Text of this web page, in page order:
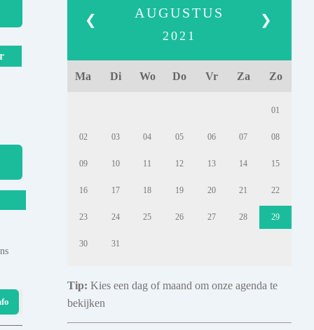
❮ ❯
AUGUSTUS
2021
Ma Di Wo Do Vr Za Zo
01
02 03 04 05 06 07 08
09 10 11 12 13 14 15
16 17 18 19 20 21 22
23 24 25 26 27 28 29
30 31
Tip: Kies een dag of maand om onze agenda te
bekijken